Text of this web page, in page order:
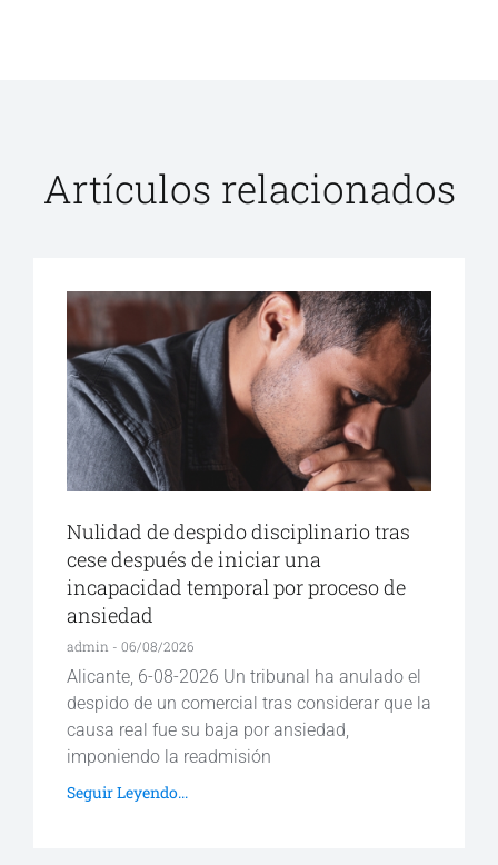
Artículos relacionados
Nulidad de despido disciplinario tras
cese después de iniciar una
incapacidad temporal por proceso de
ansiedad
admin 06/08/2026
Alicante, 6-08-2026 Un tribunal ha anulado el
despido de un comercial tras considerar que la
causa real fue su baja por ansiedad,
imponiendo la readmisión
Seguir Leyendo...